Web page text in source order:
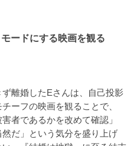
ードにする映画を観る
離婚したEさんは、自己投影
ーフの映画を観ることで、
者であるかを改めて確認」
だ」という気分を盛り上げ